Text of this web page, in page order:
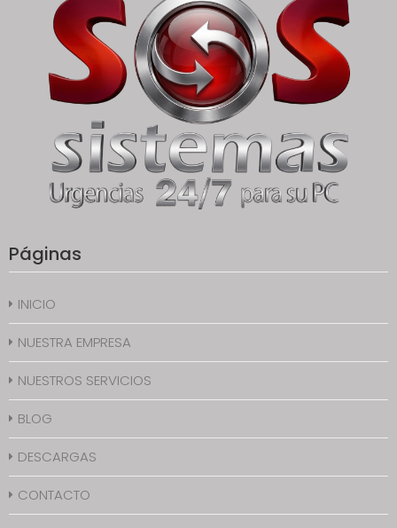
Páginas
INICIO
NUESTRA EMPRESA
NUESTROS SERVICIOS
BLOG
DESCARGAS
CONTACTO